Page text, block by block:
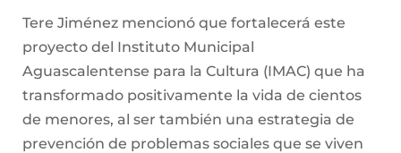
Tere Jiménez mencionó que fortalecerá este
proyecto del Instituto Municipal
Aguascalentense para la Cultura (IMAC) que ha
transformado positivamente la vida de cientos
de menores, al ser también una estrategia de
prevención de problemas sociales que se viven